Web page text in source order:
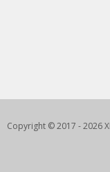
Copyright © 2017 - 2026